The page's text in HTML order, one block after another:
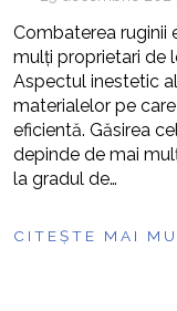
Combaterea ruginii
mulți proprietari de
Aspectul inestetic
materialelor pe
eficientă. Găsirea
depinde de mai
la gradul de…
CITEȘTE MAI